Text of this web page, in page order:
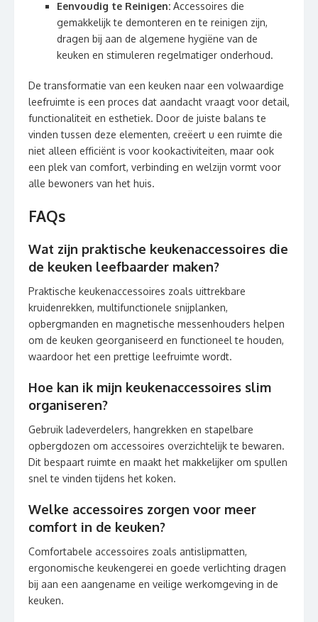
Eenvoudig te Reinigen: Accessoires die
gemakkelijk te demonteren en te reinigen zijn,
dragen bij aan de algemene hygiëne van de
keuken en stimuleren regelmatiger onderhoud.
De transformatie van een keuken naar een volwaardige
leefruimte is een proces dat aandacht vraagt voor detail,
functionaliteit en esthetiek. Door de juiste balans te
vinden tussen deze elementen, creëert u een ruimte die
niet alleen efficiënt is voor kookactiviteiten, maar ook
een plek van comfort, verbinding en welzijn vormt voor
alle bewoners van het huis.
FAQs
Wat zijn praktische keukenaccessoires die
de keuken leefbaarder maken?
Praktische keukenaccessoires zoals uittrekbare
kruidenrekken, multifunctionele snijplanken,
opbergmanden en magnetische messenhouders helpen
om de keuken georganiseerd en functioneel te houden,
waardoor het een prettige leefruimte wordt.
Hoe kan ik mijn keukenaccessoires slim
organiseren?
Gebruik ladeverdelers, hangrekken en stapelbare
opbergdozen om accessoires overzichtelijk te bewaren.
Dit bespaart ruimte en maakt het makkelijker om spullen
snel te vinden tijdens het koken.
Welke accessoires zorgen voor meer
comfort in de keuken?
Comfortabele accessoires zoals antislipmatten,
ergonomische keukengerei en goede verlichting dragen
bij aan een aangename en veilige werkomgeving in de
keuken.